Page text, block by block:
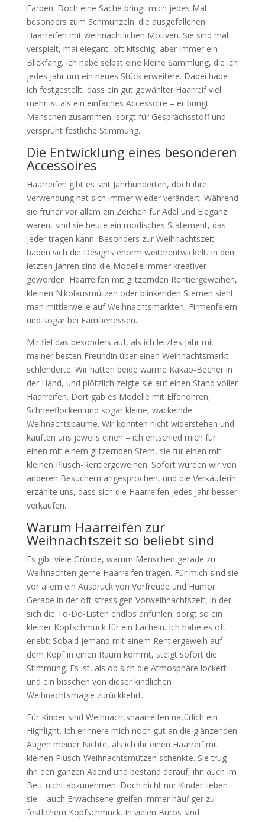
Farben. Doch eine Sache bringt mich jedes Mal
besonders zum Schmunzeln: die ausgefallenen
Haarreifen mit weihnachtlichen Motiven. Sie sind mal
verspielt, mal elegant, oft kitschig, aber immer ein
Blickfang. Ich habe selbst eine kleine Sammlung, die ich
jedes Jahr um ein neues Stück erweitere. Dabei habe
ich festgestellt, dass ein gut gewählter Haarreif viel
mehr ist als ein einfaches Accessoire – er bringt
Menschen zusammen, sorgt für Gesprächsstoff und
versprüht festliche Stimmung.
Die Entwicklung eines besonderen
Accessoires
Haarreifen gibt es seit Jahrhunderten, doch ihre
Verwendung hat sich immer wieder verändert. Während
sie früher vor allem ein Zeichen für Adel und Eleganz
waren, sind sie heute ein modisches Statement, das
jeder tragen kann. Besonders zur Weihnachtszeit
haben sich die Designs enorm weiterentwickelt. In den
letzten Jahren sind die Modelle immer kreativer
geworden: Haarreifen mit glitzernden Rentiergeweihen,
kleinen Nikolausmützen oder blinkenden Sternen sieht
man mittlerweile auf Weihnachtsmärkten, Firmenfeiern
und sogar bei Familienessen.
Mir fiel das besonders auf, als ich letztes Jahr mit
meiner besten Freundin über einen Weihnachtsmarkt
schlenderte. Wir hatten beide warme Kakao-Becher in
der Hand, und plötzlich zeigte sie auf einen Stand voller
Haarreifen. Dort gab es Modelle mit Elfenohren,
Schneeflocken und sogar kleine, wackelnde
Weihnachtsbäume. Wir konnten nicht widerstehen und
kauften uns jeweils einen – ich entschied mich für
einen mit einem glitzernden Stern, sie für einen mit
kleinen Plüsch-Rentiergeweihen. Sofort wurden wir von
anderen Besuchern angesprochen, und die Verkäuferin
erzählte uns, dass sich die Haarreifen jedes Jahr besser
verkaufen.
Warum Haarreifen zur
Weihnachtszeit so beliebt sind
Es gibt viele Gründe, warum Menschen gerade zu
Weihnachten gerne Haarreifen tragen. Für mich sind sie
vor allem ein Ausdruck von Vorfreude und Humor.
Gerade in der oft stressigen Vorweihnachtszeit, in der
sich die To-Do-Listen endlos anfühlen, sorgt so ein
kleiner Kopfschmuck für ein Lächeln. Ich habe es oft
erlebt: Sobald jemand mit einem Rentiergeweih auf
dem Kopf in einen Raum kommt, steigt sofort die
Stimmung. Es ist, als ob sich die Atmosphäre lockert
und ein bisschen von dieser kindlichen
Weihnachtsmagie zurückkehrt.
Für Kinder sind Weihnachtshaarreifen natürlich ein
Highlight. Ich erinnere mich noch gut an die glänzenden
Augen meiner Nichte, als ich ihr einen Haarreif mit
kleinen Plüsch-Weihnachtsmützen schenkte. Sie trug
ihn den ganzen Abend und bestand darauf, ihn auch im
Bett nicht abzunehmen. Doch nicht nur Kinder lieben
sie – auch Erwachsene greifen immer häufiger zu
festlichem Kopfschmuck. In vielen Büros sind